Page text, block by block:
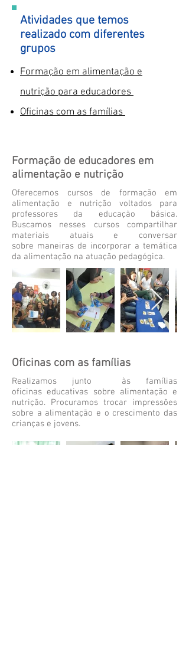
Atividades que temos
realizado com diferentes
grupos
Formação em alimentação e
nutrição para educadores
Oficinas com as famílias
Formação de educadores em
alimentação e nutrição
Oferecemos cursos de formação em
alimentação e nutrição voltados para
professores da educação básica.
Buscamos nesses cursos compartilhar
materiais atuais e conversar
sobre maneiras de incorporar a temática
da alimentação na atuação pedagógica.
Oficinas com as famílias
Realizamos junto às famílias
oficinas educativas sobre alimentação e
nutrição. Procuramos trocar impressões
sobre a alimentação e o crescimento das
crianças e jovens.